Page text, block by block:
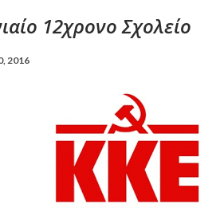
12χρονο Σχολείο
2016